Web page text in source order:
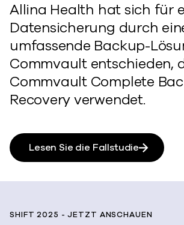
Allina Health hat sich für
Datensicherung durch
umfassende Backup-
Commvault entschieden,
Commvault Complete
Recovery verwendet.
Lesen Sie die Fallstudie
SHIFT 2025 - JETZT ANSCHAUEN